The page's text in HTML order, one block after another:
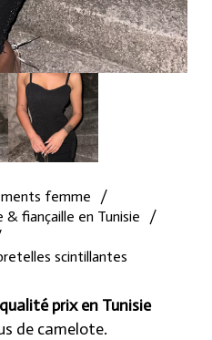
femme
/
& fiançaille en Tunisie
/
scintillantes
prix en Tunisie
de camelote.